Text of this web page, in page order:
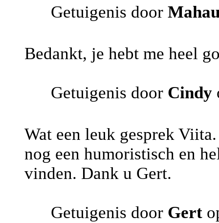
Getuigenis door
Bedankt, je hebt me heel
Getuigenis door Cindy
Wat een leuk gesprek
nog een humoristisch en
vinden. Dank u Gert.
Getuigenis door Gert